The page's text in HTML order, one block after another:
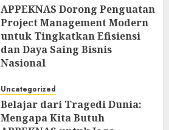
APPEKNAS Dorong Penguatan
Project Management Modern
untuk Tingkatkan Efisiensi
dan Daya Saing Bisnis
Nasional
Uncategorized
Belajar dari Tragedi Dunia:
Mengapa Kita Butuh